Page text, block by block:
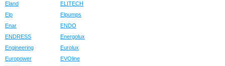
Eland
ELITECH
Elp
Elpumps
Enar
ENDO
ENDRESS
Energolux
Engineering
Eurolux
Europower
EVOline